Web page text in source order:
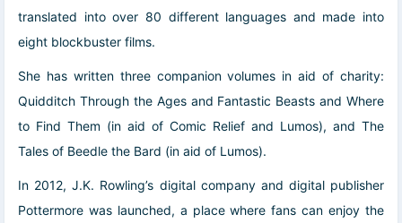
translated into over 80 different languages and made into
eight blockbuster films.
She has written three companion volumes in aid of charity:
Quidditch Through the Ages and Fantastic Beasts and Where
to Find Them (in aid of Comic Relief and Lumos), and The
Tales of Beedle the Bard (in aid of Lumos).
In 2012, J.K. Rowling’s digital company and digital publisher
Pottermore was launched, a place where fans can enjoy the